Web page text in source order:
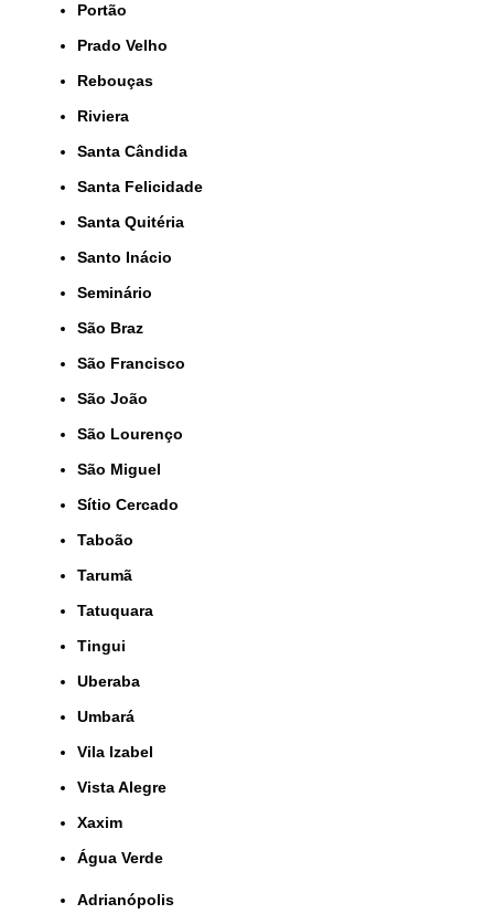
Portão
Prado Velho
Rebouças
Riviera
Santa Cândida
Santa Felicidade
Santa Quitéria
Santo Inácio
Seminário
São Braz
São Francisco
São João
São Lourenço
São Miguel
Sítio Cercado
Taboão
Tarumã
Tatuquara
Tingui
Uberaba
Umbará
Vila Izabel
Vista Alegre
Xaxim
Água Verde
Adrianópolis